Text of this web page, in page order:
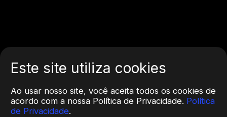
Este site utiliza cookies
Ao usar nosso site, você aceita todos os cookies de
acordo com a nossa Política de Privacidade. Política
de Privacidade.